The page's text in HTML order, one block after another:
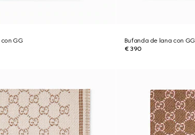
GG
Bufanda de lana con GG
€ 390